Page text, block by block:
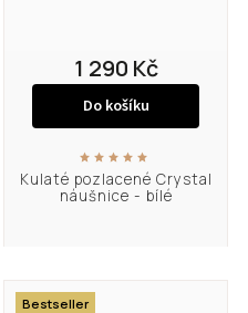
Kulaté pozlacené Crystal
náušnice - bílé
1 290 Kč
Do košíku
Bestseller